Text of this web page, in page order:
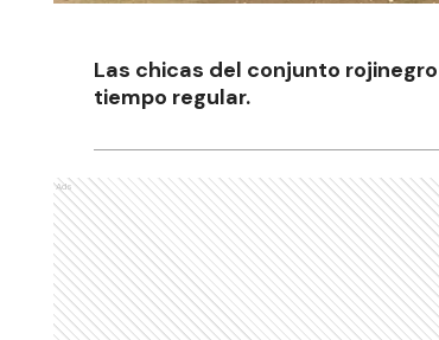
Las chicas del conjunto
tiempo regular.
Ads